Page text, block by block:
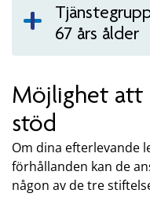
67 års ålder
Möjlighet att
stöd
Om dina efterlevande
förhållanden kan de
någon av de tre